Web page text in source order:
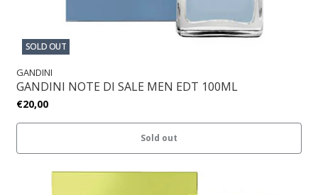
SOLD OUT
GANDINI
GANDINI NOTE DI SALE MEN EDT 100ML
€20,00
Sold out